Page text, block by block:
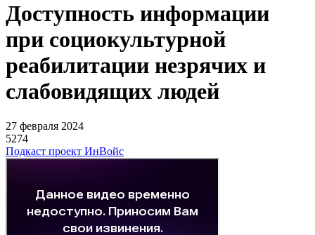
Доступность информации
при социокультурной
реабилитации незрячих и
слабовидящих людей
27 февраля 2024
5274
Подкаст проект ИнВойс